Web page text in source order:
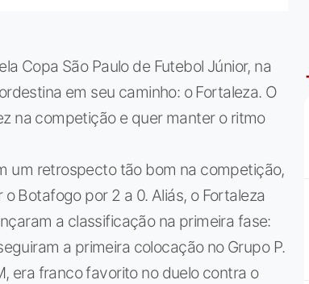
Copa São Paulo de Futebol Júnior, na
em seu caminho: o Fortaleza. O
na competição e quer manter o ritmo
um retrospecto tão bom na competição,
Botafogo por 2 a 0. Aliás, o Fortaleza
a classificação na primeira fase:
a primeira colocação no Grupo P.
era franco favorito no duelo contra o